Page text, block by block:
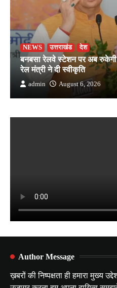
NEWS उत्तराखंड देश
बनबसा रेलवे स्टेशन पर अब
रेल मंत्री ने दी स्वीकृति
admin August 6, 2026
Author Message
ख़बरों की निष्पक्षता ही हमारा मुख्य